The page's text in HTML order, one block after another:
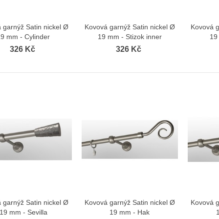
garnýž Satin 19 mm Wall
352 Kč
Kovová garnýž Antik 19 mm Wall
335 Kč352 Kč
Zobrazit více
garnýž Satin nickel Ø
mm - Cylinder
326 Kč
Zobrazit více
Kovová garnýž Satin nickel Ø
19 mm - Stizok inner
326 Kč
Kovová
Zobrazit více
garnýž Satin nickel Ø
19 mm - Sevilla
Zobrazit více
Kovová garnýž Satin nickel Ø
19 mm - Hak
Kovová